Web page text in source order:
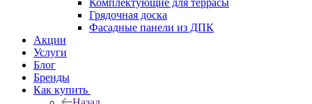
Комплектующие для террасы
Грядочная доска
Фасадные панели из ДПК
Акции
Услуги
Блог
Бренды
Как купить